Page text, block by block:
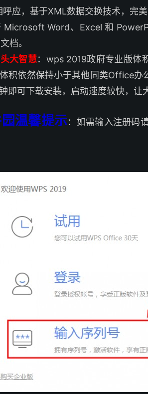
应，基于XML数据交换技术，完
Microsoft Word、Excel 和
档。
大智慧：wps 2019政府专业版体
积依然保持小于其他同类Office办
即可下载安装，启动速度较快，让
温馨提示：如需输入注册码